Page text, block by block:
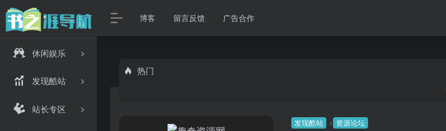
休闲娱乐
发现酷站
站长专区
博客 留言反馈 广告合作
热门
发现酷站 资源论坛